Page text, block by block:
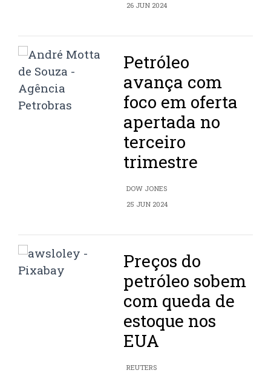
26 JUN 2024
Petróleo
avança com
foco em oferta
apertada no
terceiro
trimestre
DOW JONES
25 JUN 2024
Preços do
petróleo sobem
com queda de
estoque nos
EUA
REUTERS